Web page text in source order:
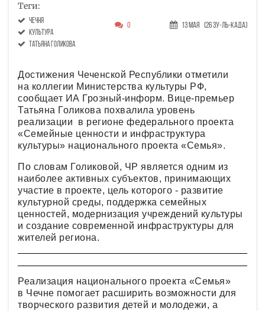
Теги:
Чечня
культура
Татьяна Голикова
0 13 Мая (26 Зу-ль-када)
Достижения Чеченской Республики отметили
на коллегии Министерства культуры РФ,
сообщает ИА Грозный-информ. Вице-премьер
Татьяна Голикова похвалила уровень
реализации в регионе федерального проекта
«Семейные ценности и инфраструктура
культуры» национального проекта «Семья».
По словам Голиковой, ЧР является одним из
наиболее активных субъектов, принимающих
участие в проекте, цель которого - развитие
культурной среды, поддержка семейных
ценностей, модернизация учреждений культуры
и создание современной инфраструктуры для
жителей региона.
Реализация национального проекта «Семья»
в Чечне помогает расширить возможности для
творческого развития детей и молодежи, а